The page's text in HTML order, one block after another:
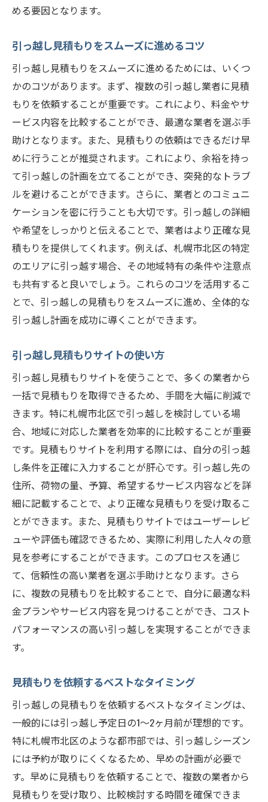
める要因となります。
引っ越し見積もりをスムーズに進めるコツ
引っ越し見積もりをスムーズに進めるためには、いくつ
かのコツがあります。まず、複数の引っ越し業者に見積
もりを依頼することが重要です。これにより、料金やサ
ービス内容を比較することができ、最適な業者を選ぶ手
助けとなります。また、見積もりの依頼はできるだけ早
めに行うことが推奨されます。これにより、余裕を持っ
て引っ越しの計画を立てることができ、突発的なトラブ
ルを避けることができます。さらに、業者とのコミュニ
ケーションを密に行うことも大切です。引っ越しの詳細
や希望をしっかりと伝えることで、業者はより正確な見
積もりを提供してくれます。例えば、札幌市北区の特定
のエリアに引っ越す場合、その地域特有の条件や注意点
も共有すると良いでしょう。これらのコツを活用するこ
とで、引っ越しの見積もりをスムーズに進め、全体的な
引っ越し計画を成功に導くことができます。
引っ越し見積もりサイトの使い方
引っ越し見積もりサイトを使うことで、多くの業者から
一括で見積もりを取得できるため、手間を大幅に削減で
きます。特に札幌市北区で引っ越しを検討している場
合、地域に対応した業者を効率的に比較することが重要
です。見積もりサイトを利用する際には、自分の引っ越
し条件を正確に入力することが肝心です。引っ越し先の
住所、荷物の量、予算、希望するサービス内容などを詳
細に記載することで、より正確な見積もりを受け取るこ
とができます。また、見積もりサイトではユーザーレビ
ューや評価も確認できるため、実際に利用した人々の意
見を参考にすることができます。このプロセスを通じ
て、信頼性の高い業者を選ぶ手助けとなります。さら
に、複数の見積もりを比較することで、自分に最適な料
金プランやサービス内容を見つけることができ、コスト
パフォーマンスの高い引っ越しを実現することができま
す。
見積もりを依頼するベストなタイミング
引っ越しの見積もりを依頼するベストなタイミングは、
一般的には引っ越し予定日の1〜2ヶ月前が理想的です。
特に札幌市北区のような都市部では、引っ越しシーズン
には予約が取りにくくなるため、早めの計画が必要で
す。早めに見積もりを依頼することで、複数の業者から
見積もりを受け取り、比較検討する時間を確保できま